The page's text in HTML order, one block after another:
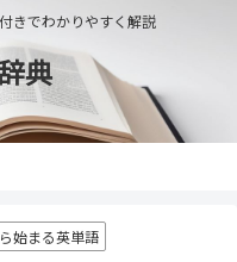
きでわかりやすく解説
典
始まる英単語